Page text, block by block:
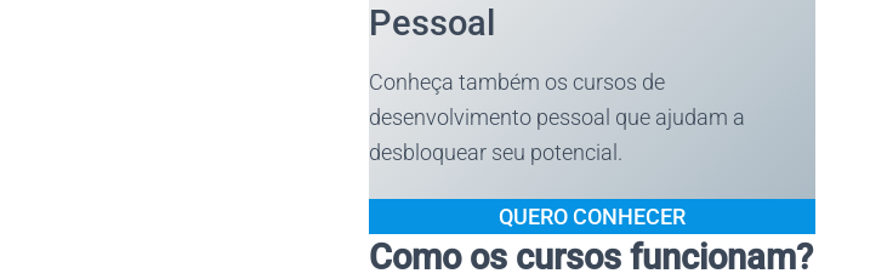
Pessoal
Conheça também os cursos de
desenvolvimento pessoal que ajudam a
desbloquear seu potencial.
QUERO CONHECER
Como os cursos funcionam?